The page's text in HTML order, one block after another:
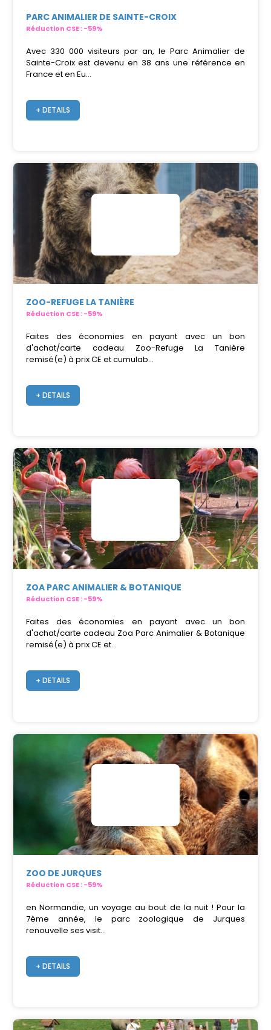
PARC ANIMALIER DE SAINTE-CROIX
Réduction CSE : -59%
Avec 330 000 visiteurs par an, le Parc Animalier de
Sainte-Croix est devenu en 38 ans une référence en
France et en Eu...
+ DETAILS
ZOO-REFUGE LA TANIÈRE
Réduction CSE : -59%
Faites des économies en payant avec un bon
d'achat/carte cadeau Zoo-Refuge La Tanière
remisé(e) à prix CE et cumulab...
+ DETAILS
ZOA PARC ANIMALIER & BOTANIQUE
Réduction CSE : -59%
Faites des économies en payant avec un bon
d'achat/carte cadeau Zoa Parc Animalier & Botanique
remisé(e) à prix CE et...
+ DETAILS
ZOO DE JURQUES
Réduction CSE : -59%
en Normandie, un voyage au bout de la nuit ! Pour la
7ème année, le parc zoologique de Jurques
renouvelle ses visit...
+ DETAILS